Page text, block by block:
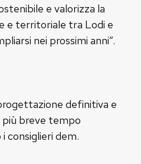
e valorizza la
e territoriale tra Lodi e
nei prossimi anni”.
definitiva e
più breve tempo
consiglieri dem.